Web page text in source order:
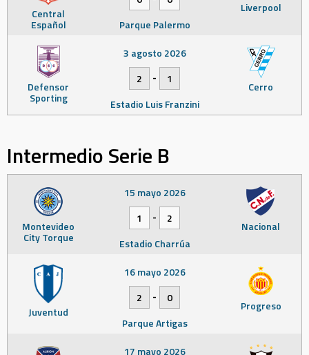
Central
Español
Liverpool
Parque Palermo
Defensor
Sporting
Cerro
3 agosto 2026
2
-
1
Estadio Luis Franzini
Intermedio Serie B
Montevideo
City Torque
Nacional
15 mayo 2026
1
-
2
Estadio Charrúa
Juventud Progreso
16 mayo 2026
2
-
0
Parque Artigas
17 mayo 2026